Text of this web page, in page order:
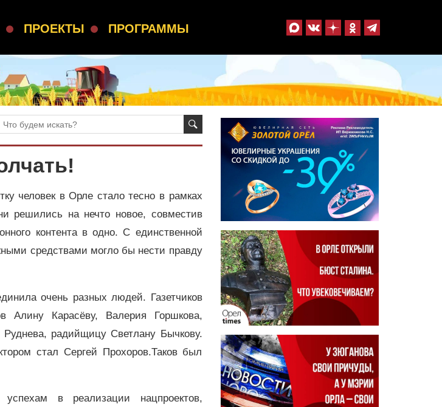
ПРОЕКТЫ ПРОГРАММЫ
человек в Орле стало тесно в рамках
решились на нечто новое, совместив
контента в одно. С единственной
средствами могло бы нести правду
очень разных людей. Газетчиков
Алину Карасёву, Валерия Горшкова,
радийщицу Светлану Бычкову.
стал Сергей Прохоров.Таков был
в реализации нацпроектов,